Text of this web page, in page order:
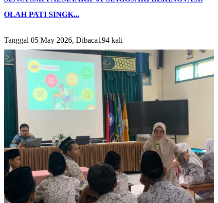
OLAH PATI SINGK...
Tanggal 05 May 2026, Dibaca194 kali